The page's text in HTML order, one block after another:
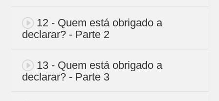
12 - Quem está obrigado a
declarar? - Parte 2
13 - Quem está obrigado a
declarar? - Parte 3